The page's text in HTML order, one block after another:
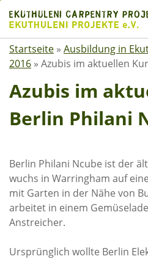
content
English
Deutsch
SUCHE
Suchen
ÜBER EKUTHULENI
Startseite
Über uns
Satzung
Mitgliedschaft
Startseite » Ausbildung in
2016 » Azubis im aktuellen
Azubis im
Berlin Philani
Berlin Philani Ncube ist der
wuchs in Warringham auf
mit Garten in der Nähe von
arbeitet in einem
Anstreicher.
Ursprünglich wollte Berlin